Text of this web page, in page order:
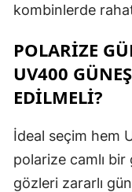
kombinlerde
POLARIZE
UV400
EDILMELI?
İdeal seçim hem
polarize camlı
gözleri zararlı